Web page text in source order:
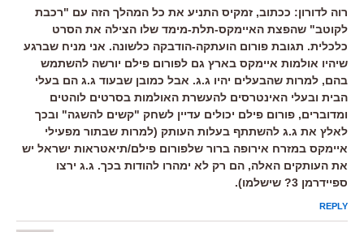
רוה לדורון: ככתוב, זמקיס התניע את כל המהלך הזה עם "רכבת
לקוטב" שהפצת האיימקס-תלת-מימד שלו הצילה את הסרט
כלכלית. תגובת פורום הועתקה-הודבקה כלשונה. אני מניח שברגע
שיהיו אולמות איימקס בארץ גם לפורום פילם יורשה להשתמש
בהם, למרות שהבעלים יהיו ג.ג. אבל כמובן שבעוד ג.ג הם בעלי
הבית ובעלי האינטרסים להעשרת האולמות בסרטים לוהטים
ומדוברים, פורום פילם יכולים עדיין לשחק "קשים להשגה" ובכך
לאלץ את ג.ג להשתתף בעלות העותק (למרות שבתור מפעילי
איימקס במזרח אירופה ברור שלפורום פילם/תיאטראות ישראל יש
את העותקים האלה, הם רק לא ימהרו להודות בכך. ג.ג ירצו
ספיידרמן 3? שישלמו).
REPLY